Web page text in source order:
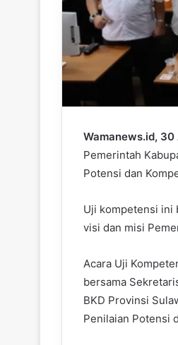
Wamanews.id,
Pemerintah
Potensi dan
Uji kompetensi ini
visi dan misi
Acara Uji
bersama
BKD Provinsi
Penilaian Potensi